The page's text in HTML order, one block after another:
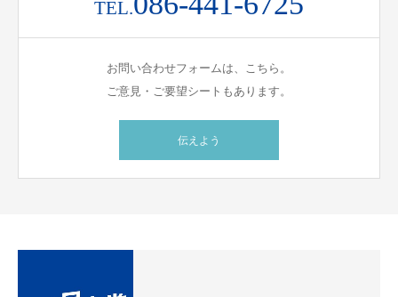
TEL.
お問い合わせフォームは、こちら。
ご意見・ご要望シートもあります。
伝えよう